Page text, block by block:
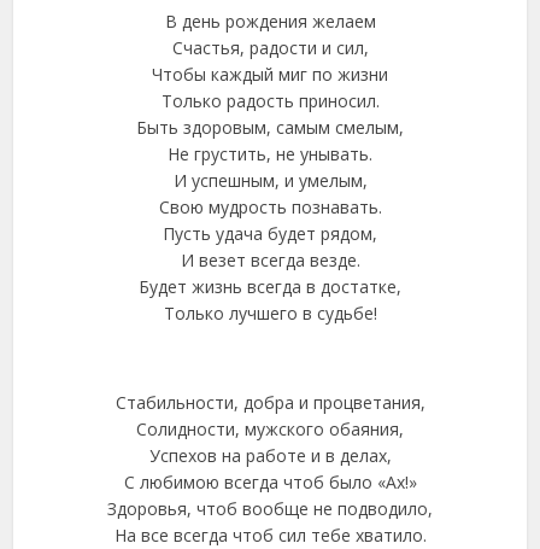
В день рождения желаем
Счастья, радости и сил,
Чтобы каждый миг по жизни
Только радость приносил.
Быть здоровым, самым смелым,
Не грустить, не унывать.
И успешным, и умелым,
Свою мудрость познавать.
Пусть удача будет рядом,
И везет всегда везде.
Будет жизнь всегда в достатке,
Только лучшего в судьбе!
Стабильности, добра и процветания,
Солидности, мужского обаяния,
Успехов на работе и в делах,
С любимою всегда чтоб было «Ах!»
Здоровья, чтоб вообще не подводило,
На все всегда чтоб сил тебе хватило.